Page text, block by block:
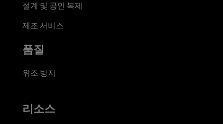
설계 및 공인 복제
제조 서비스
품질
위조 방지
리소스